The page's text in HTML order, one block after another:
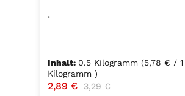
.
Inhalt: 0.5 Kilogramm (5,78 € / 1
Kilogramm )
Verkaufspreis:
2,89 € Regulärer Preis:
3,29 €